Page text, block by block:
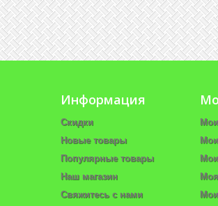
Информация
Скидки
Новые товары
Популярные товары
Наш магазин
Свяжитесь с нами